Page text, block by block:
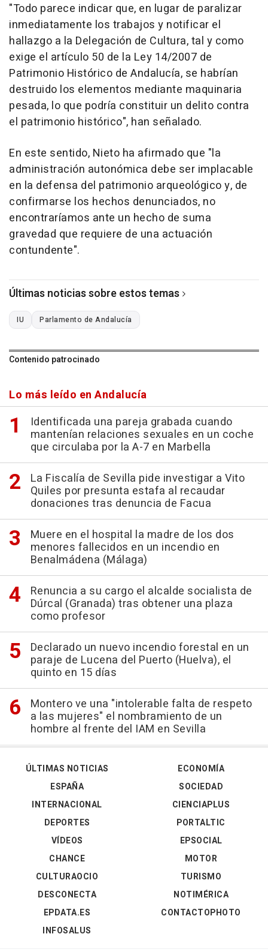
"Todo parece indicar que, en lugar de paralizar
inmediatamente los trabajos y notificar el
hallazgo a la Delegación de Cultura, tal y como
exige el artículo 50 de la Ley 14/2007 de
Patrimonio Histórico de Andalucía, se habrían
destruido los elementos mediante maquinaria
pesada, lo que podría constituir un delito contra
el patrimonio histórico", han señalado.
En este sentido, Nieto ha afirmado que "la
administración autonómica debe ser implacable
en la defensa del patrimonio arqueológico y, de
confirmarse los hechos denunciados, no
encontraríamos ante un hecho de suma
gravedad que requiere de una actuación
contundente".
Últimas noticias sobre estos temas
IU Parlamento de Andalucía
Contenido patrocinado
Lo más leído en Andalucía
Identificada una pareja grabada cuando
mantenían relaciones sexuales en un coche
que circulaba por la A-7 en Marbella
La Fiscalía de Sevilla pide investigar a Vito
Quiles por presunta estafa al recaudar
donaciones tras denuncia de Facua
Muere en el hospital la madre de los dos
menores fallecidos en un incendio en
Benalmádena (Málaga)
Renuncia a su cargo el alcalde socialista de
Dúrcal (Granada) tras obtener una plaza
como profesor
Declarado un nuevo incendio forestal en un
paraje de Lucena del Puerto (Huelva), el
quinto en 15 días
Montero ve una "intolerable falta de respeto
a las mujeres" el nombramiento de un
hombre al frente del IAM en Sevilla
ÚLTIMAS NOTICIAS
ESPAÑA
INTERNACIONAL
DEPORTES
VÍDEOS
ECONOMÍA
SOCIEDAD
CIENCIAPLUS
PORTALTIC
EPSOCIAL
CHANCE
CULTURAOCIO
DESCONECTA
EPDATA.ES
INFOSALUS
MOTOR
TURISMO
NOTIMÉRICA
CONTACTOPHOTO